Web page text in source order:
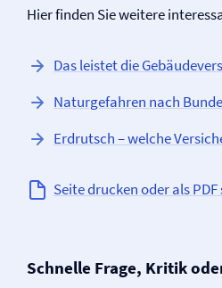
Hier finden Sie weitere
Das leistet die
Naturgefahren nach
Erdrutsch – welche
Seite drucken oder als
Schnelle Frage, Kritik